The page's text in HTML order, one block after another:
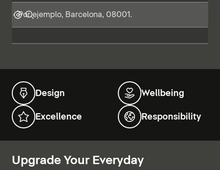
Design Wellbeing
Excellence Responsibility
Upgrade Your Everyday